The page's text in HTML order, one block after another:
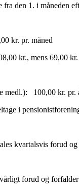
den 1. i måneden
kr. pr. måned
kr., mens 69,00
medl.): 100,00 kr. pr.
i
kvartalsvis forud
forud og